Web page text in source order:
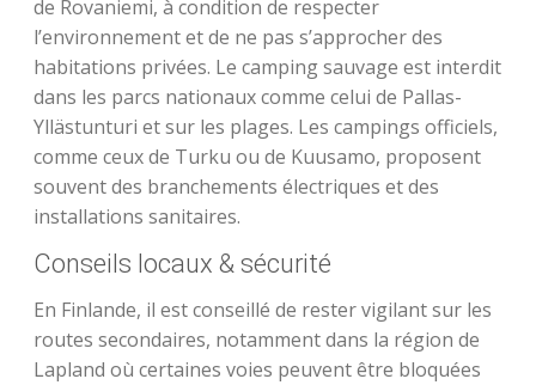
de Rovaniemi, à condition de respecter
l’environnement et de ne pas s’approcher des
habitations privées. Le camping sauvage est interdit
dans les parcs nationaux comme celui de Pallas-
Yllästunturi et sur les plages. Les campings officiels,
comme ceux de Turku ou de Kuusamo, proposent
souvent des branchements électriques et des
installations sanitaires.
Conseils locaux & sécurité
En Finlande, il est conseillé de rester vigilant sur les
routes secondaires, notamment dans la région de
Lapland où certaines voies peuvent être bloquées